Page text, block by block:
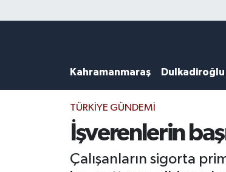
Kahramanmaraş Dulkadiroğlu
TÜRKIYE GÜNDEMI
İşverenlerin
Çalışanların sigorta
DULKADİROĞLU
KAHRAMANMARAŞ
ONİKİŞUBAT
ÖZEL HABER
Kahramanmaraş Hava Durumu
Kahramanmaraş Trafik Yoğunluk Haritası
Süper Lig Puan Durumu ve Fikstür
Tüm Manşetler